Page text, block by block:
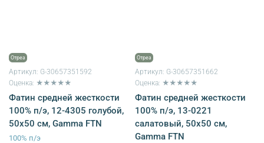
Отрез
Артикул: G-30657351592
Оценка: ★★★★★
Фатин средней жесткости
100% п/э, 12-4305 голубой,
50х50 см, Gamma FTN
100% п/э
Отрез
Артикул: G-30657351662
Оценка: ★★★★★
Фатин средней жесткости
100% п/э, 13-0221
салатовый, 50х50 см,
Gamma FTN